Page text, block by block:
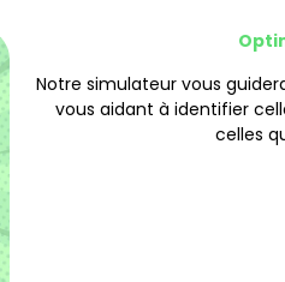
Notre simulateur vous
vous aidant à identifier
celles